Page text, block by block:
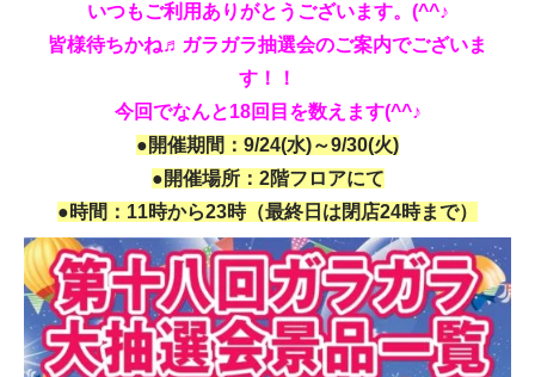
いつもご利用ありがとうございます。(^^♪
皆様待ちかね♬ガラガラ抽選会のご案内でございま
す！！
今回でなんと18回目を数えます(^^♪
●開催期間：9/24(水)～9/30(火)
●開催場所：2階フロアにて
●時間：11時から23時（最終日は閉店24時まで）